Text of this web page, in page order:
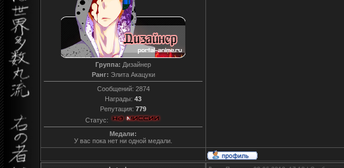
Группа: Дизайнер
Ранг: Элита Акацуки
Сообщений: 2874
Награды: 43
Репутация: 779
Статус:
Медали:
У вас пока нет ни одной медали.